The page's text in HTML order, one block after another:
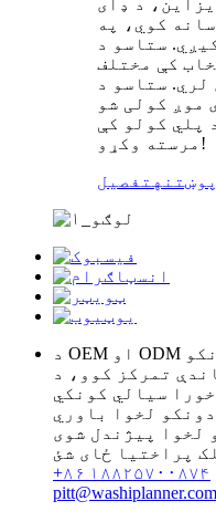
د ډای
کوي، په
ستاسو د
کې مختلف
لري. ستاسو د
موږ کولی شو
پلي کولو کې
مرسته وکړو!
پوښتنه تفصیل
د OEM او ODM چاپ جوړونکی، موږ د پیرودونکو
تمرکز کوو، د
سیالي کونکي
لخوا باوري
لخوا پیژندل شوی
+۸۶ ۱۸۸۲۵۷۰۰۸۷۴
pitt@washiplanner.com